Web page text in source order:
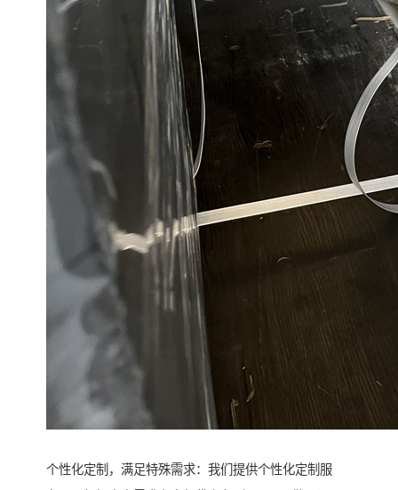
个性化定制，满足特殊需求：我们提供个性化定制服